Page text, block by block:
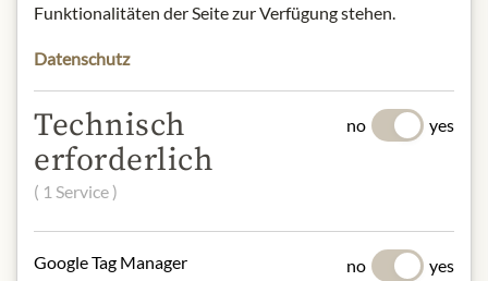
hazelnuts (4%), wheat starch,
almonds (2.2%), soy flour, sweet whey
cinnamon, natural vanilla flavor with
other natural flavors, salt.
Gluten, Soja, Milch, Schalenfrüchte,
Funktionalitäten der Seite zur Verfügung stehen.
Datenschutz
Technisch
erforderlich
( 1 Service )
no yes
Google Tag Manager no yes